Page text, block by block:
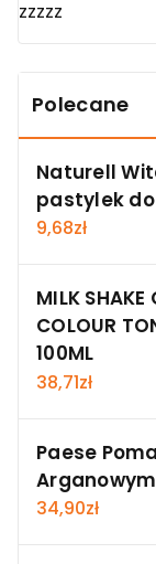
zzzzz
Polecane
Naturell
pastylek
9,68zł
MILK
COLOUR
100ML
38,71zł
Paese
34,90zł